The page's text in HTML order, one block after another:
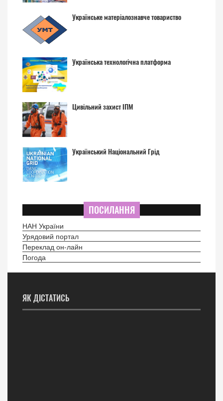
Українське матеріалознавче товариство
Українська технологічна платформа
Цивільний захист ІПМ
Український Національний Грід
ПОСИЛАННЯ
НАН України
Урядовий портал
Переклад он-лайн
Погода
ЯК ДІСТАТИСЬ